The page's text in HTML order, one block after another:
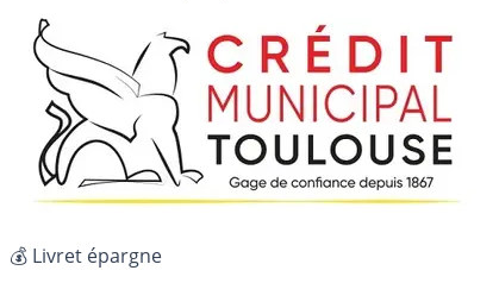
💰 Livret épargne